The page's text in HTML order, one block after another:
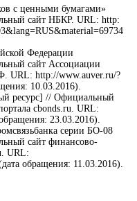
с ценными бумагами»
сайт НБКР. URL: http:
Федерации
сайт Ассоциации
URL: http://www.auver.ru/?
10.03.2016).
ресурс] // Официальный
cbonds.ru. URL:
23.03.2016).
серии БО-08
сайт финансово-
URL:
обращения: 11.03.2016).